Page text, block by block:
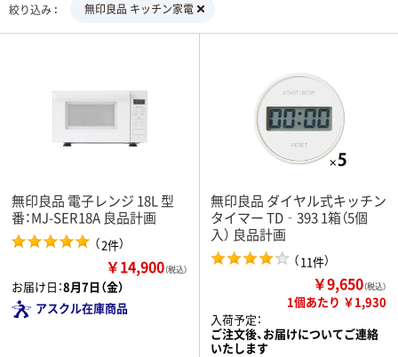
絞り込み 無印良品 キッチン家電
無印良品 電子レンジ 18L 型
番：MJ-SER18A 良品計画
（2件）
￥14,900（税込）
お届け日：8月7日（金）
アスクル在庫商品
無印良品 ダイヤル式キッチン
タイマー TD‐393 1箱（5個
入） 良品計画
（11件）
￥9,650（税込）
1個あたり ￥1,930
入荷予定：
ご注文後、お届けについてご連絡
いたします